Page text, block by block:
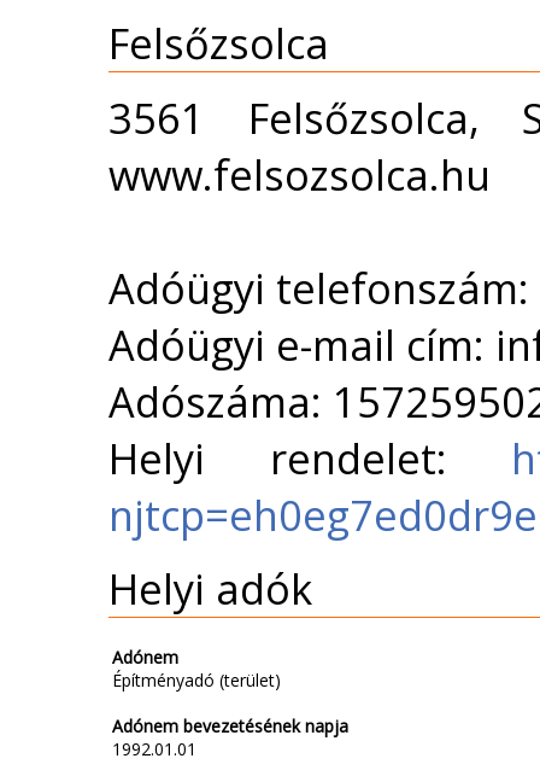
Felsőzsolca
3561
www.felsozsolca.hu
Adóügyi
Adóügyi e-mail cím:
Adószáma:
Helyi rendelet:
Helyi adók
Adónem
Építményadó (terület)
Adónem bevezetésének napja
1992.01.01